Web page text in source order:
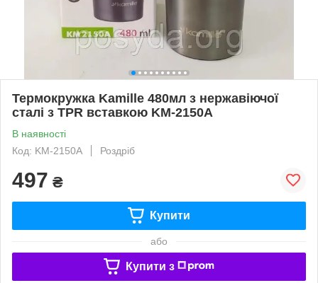
Термокружка Kamille 480мл з нержавіючої
сталі з TPR вставкою KM-2150A
В наявності
Код: KM-2150A
Роздріб
497 ₴
Купити
або
Купити з